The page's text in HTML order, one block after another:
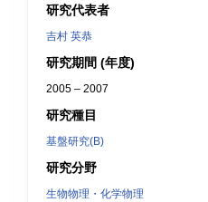
研究代表者
吉村 英恭
研究期間 (年度)
2005 – 2007
研究種目
基盤研究(B)
研究分野
生物物理・化学物理